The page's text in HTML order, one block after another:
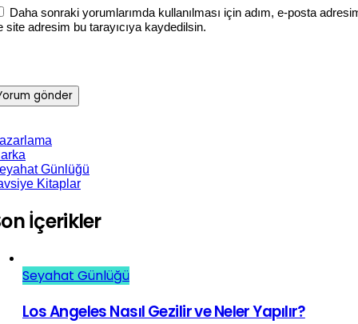
Daha sonraki yorumlarımda kullanılması için adım, e-posta
site adresim bu tarayıcıya kaydedilsin.
Günlüğü
Kitaplar
İçerikler
Seyahat Günlüğü
Los Angeles Nasıl Gezilir ve Neler Yapılır?